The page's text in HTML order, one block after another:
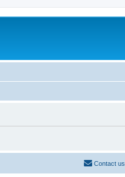
Contact us